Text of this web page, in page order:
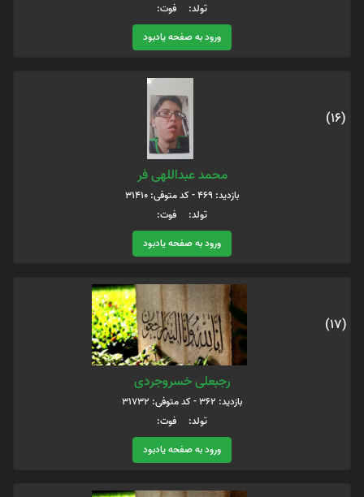
تولد: فوت:
ورود به صفحه یادبود
(16)
محمد عبداللهی فر
بازدید: 469 - کد متوفی: 31410
تولد: فوت:
ورود به صفحه یادبود
(17)
رجبعلی خسروجردی
بازدید: 362 - کد متوفی: 31732
تولد: فوت:
ورود به صفحه یادبود